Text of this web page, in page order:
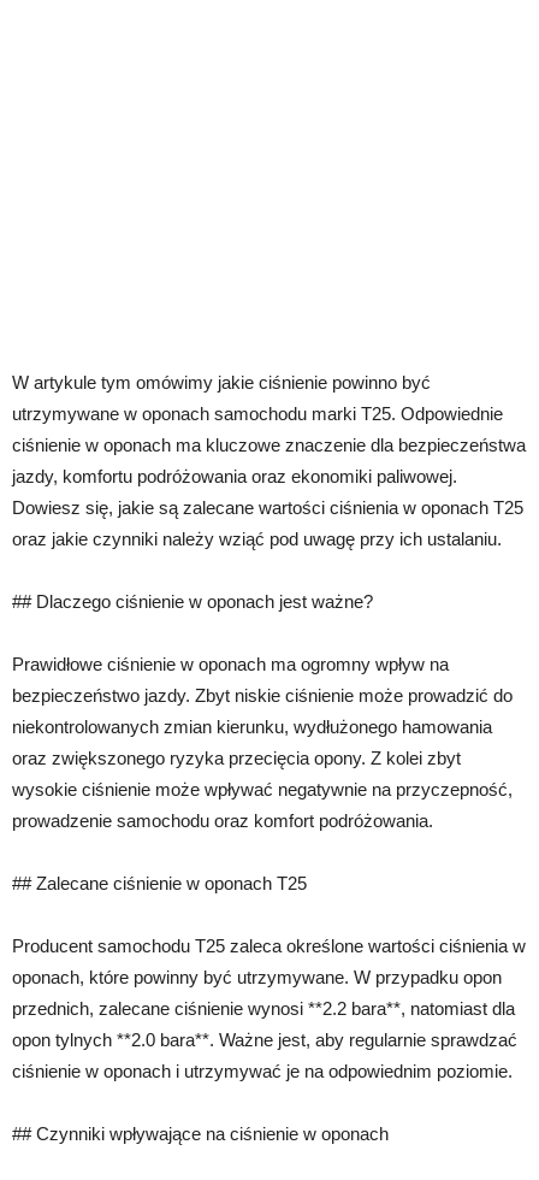
W artykule tym omówimy jakie ciśnienie powinno być
utrzymywane w oponach samochodu marki T25. Odpowiednie
ciśnienie w oponach ma kluczowe znaczenie dla bezpieczeństwa
jazdy, komfortu podróżowania oraz ekonomiki paliwowej.
Dowiesz się, jakie są zalecane wartości ciśnienia w oponach T25
oraz jakie czynniki należy wziąć pod uwagę przy ich ustalaniu.
## Dlaczego ciśnienie w oponach jest ważne?
Prawidłowe ciśnienie w oponach ma ogromny wpływ na
bezpieczeństwo jazdy. Zbyt niskie ciśnienie może prowadzić do
niekontrolowanych zmian kierunku, wydłużonego hamowania
oraz zwiększonego ryzyka przecięcia opony. Z kolei zbyt
wysokie ciśnienie może wpływać negatywnie na przyczepność,
prowadzenie samochodu oraz komfort podróżowania.
## Zalecane ciśnienie w oponach T25
Producent samochodu T25 zaleca określone wartości ciśnienia w
oponach, które powinny być utrzymywane. W przypadku opon
przednich, zalecane ciśnienie wynosi **2.2 bara**, natomiast dla
opon tylnych **2.0 bara**. Ważne jest, aby regularnie sprawdzać
ciśnienie w oponach i utrzymywać je na odpowiednim poziomie.
## Czynniki wpływające na ciśnienie w oponach